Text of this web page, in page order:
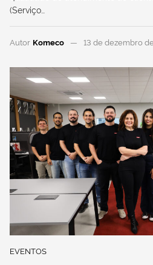
(Serviço…
Autor Komeco 13 de dezembro
EVENTOS